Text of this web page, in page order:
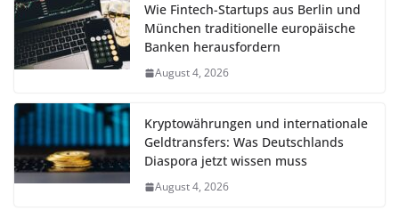
Wie Fintech-Startups aus Berlin und
München traditionelle europäische
Banken herausfordern
August 4, 2026
Kryptowährungen und internationale
Geldtransfers: Was Deutschlands
Diaspora jetzt wissen muss
August 4, 2026